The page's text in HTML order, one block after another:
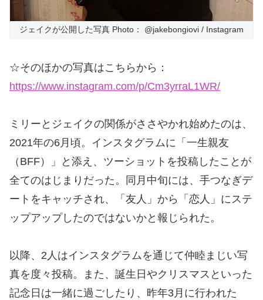
ジェイクが公開した写真 Photo： @jakebongiovi / Instagram
☆そのほかの写真はこちらから：
https://www.instagram.com/p/Cm3yrraL1WR/
ミリーとジェイクの関係がささやかれ始めたのは、
2021年の6月頃。インスタグラムに「一生親友
（BFF）」と添え、ツーショットを投稿したことが
全てのはじまりだった。同月中旬には、手つなぎデ
ートをキャッチされ、「友人」から「恋人」にステ
ップアップしたのではないかと報じられた。
以降、2人はインスタグラムを通じて仲睦まじい写
真を度々投稿。また、誕生日やクリスマスといった
記念日は一緒に過ごしたり、昨年3月に行われた